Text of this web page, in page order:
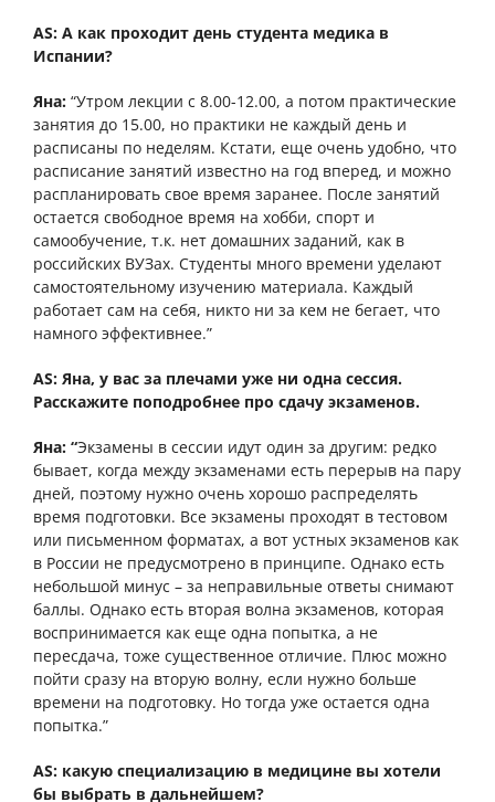
AS: А как проходит день студента медика в
Испании?
Яна: “Утром лекции с 8.00-12.00, а потом практические
занятия до 15.00, но практики не каждый день и
расписаны по неделям. Кстати, еще очень удобно, что
расписание занятий известно на год вперед, и можно
распланировать свое время заранее. После занятий
остается свободное время на хобби, спорт и
самообучение, т.к. нет домашних заданий, как в
российских ВУЗах. Студенты много времени уделают
самостоятельному изучению материала. Каждый
работает сам на себя, никто ни за кем не бегает, что
намного эффективнее.”
AS: Яна, у вас за плечами уже ни одна сессия.
Расскажите поподробнее про сдачу экзаменов.
Яна: “Экзамены в сессии идут один за другим: редко
бывает, когда между экзаменами есть перерыв на пару
дней, поэтому нужно очень хорошо распределять
время подготовки. Все экзамены проходят в тестовом
или письменном форматах, а вот устных экзаменов как
в России не предусмотрено в принципе. Однако есть
небольшой минус – за неправильные ответы снимают
баллы. Однако есть вторая волна экзаменов, которая
воспринимается как еще одна попытка, а не
пересдача, тоже существенное отличие. Плюс можно
пойти сразу на вторую волну, если нужно больше
времени на подготовку. Но тогда уже остается одна
попытка.”
AS: какую специализацию в медицине вы хотели
бы выбрать в дальнейшем?